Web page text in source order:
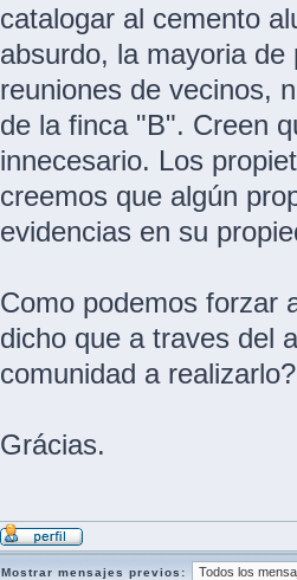
catalogar al cemento
absurdo, la mayoria
reuniones de vecinos,
de la finca "B". Creen
innecesario. Los
creemos que algún
evidencias en su
Como podemos forzar
dicho que a traves del
comunidad a realizarlo?
Grácias.
Mostrar mensajes previos: